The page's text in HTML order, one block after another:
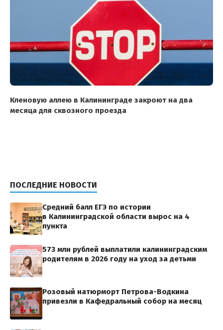
Кленовую аллею в Калининграде закроют на два
месяца для сквозного проезда
ПОСЛЕДНИЕ НОВОСТИ
Средний балл ЕГЭ по истории
в Калининградской области вырос на 4
пункта
573 млн рублей выплатили калининградским
родителям в 2026 году на уход за детьми
Розовый натюрморт Петрова-Водкина
привезли в Кафедральный собор на месяц